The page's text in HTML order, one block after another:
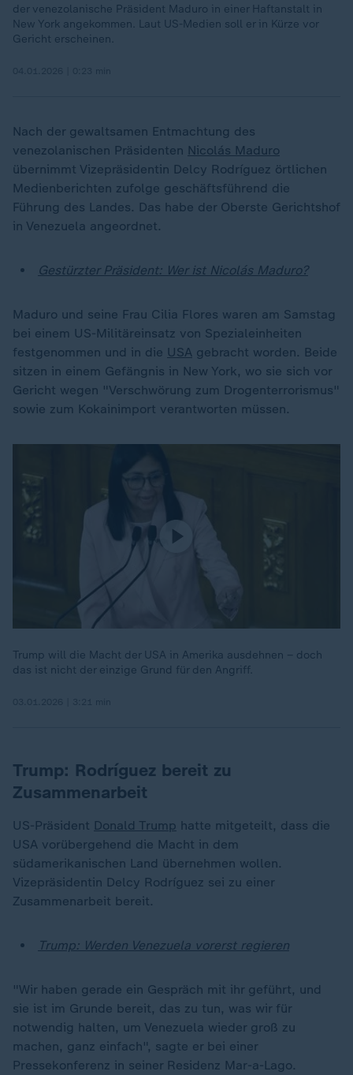
der venezolanische Präsident Maduro in einer Haftanstalt in
New York angekommen. Laut US-Medien soll er in Kürze vor
Gericht erscheinen.
Nach der gewaltsamen Entmachtung des
venezolanischen Präsidenten Nicolás Maduro
übernimmt Vizepräsidentin Delcy Rodríguez örtlichen
Medienberichten zufolge geschäftsführend die
Führung des Landes. Das habe der Oberste Gerichtshof
in Venezuela angeordnet.
Gestürzter Präsident: Wer ist Nicolás Maduro?
Maduro und seine Frau Cilia Flores waren am Samstag
bei einem US-Militäreinsatz von Spezialeinheiten
festgenommen und in die USA gebracht worden. Beide
sitzen in einem Gefängnis in New York, wo sie sich vor
Gericht wegen "Verschwörung zum Drogenterrorismus"
sowie zum Kokainimport verantworten müssen.
Trump will die Macht der USA in Amerika ausdehnen – doch
das ist nicht der einzige Grund für den Angriff.
Trump: Rodríguez bereit zu
Zusammenarbeit
US-Präsident Donald Trump hatte mitgeteilt, dass die
USA vorübergehend die Macht in dem
südamerikanischen Land übernehmen wollen.
Vizepräsidentin Delcy Rodríguez sei zu einer
Zusammenarbeit bereit.
Trump: Werden Venezuela vorerst regieren
"Wir haben gerade ein Gespräch mit ihr geführt, und
sie ist im Grunde bereit, das zu tun, was wir für
notwendig halten, um Venezuela wieder groß zu
machen, ganz einfach", sagte er bei einer
Pressekonferenz in seiner Residenz Mar-a-Lago.